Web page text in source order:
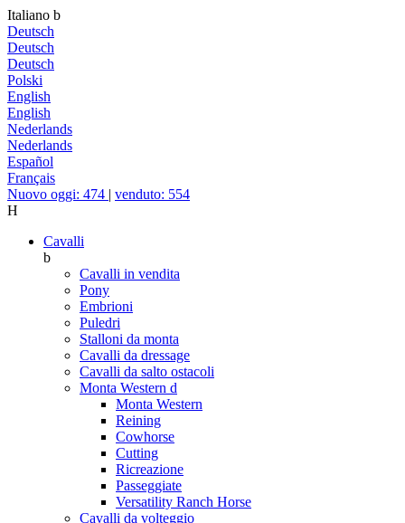
Italiano b
Deutsch
Deutsch
Deutsch
Polski
English
English
Nederlands
Nederlands
Español
Français
Nuovo oggi: 474 | venduto: 554
H
Cavalli
b
Cavalli in vendita
Pony
Embrioni
Puledri
Stalloni da monta
Cavalli da dressage
Cavalli da salto ostacoli
Monta Western d
Monta Western
Reining
Cowhorse
Cutting
Ricreazione
Passeggiate
Versatility Ranch Horse
Cavalli da volteggio